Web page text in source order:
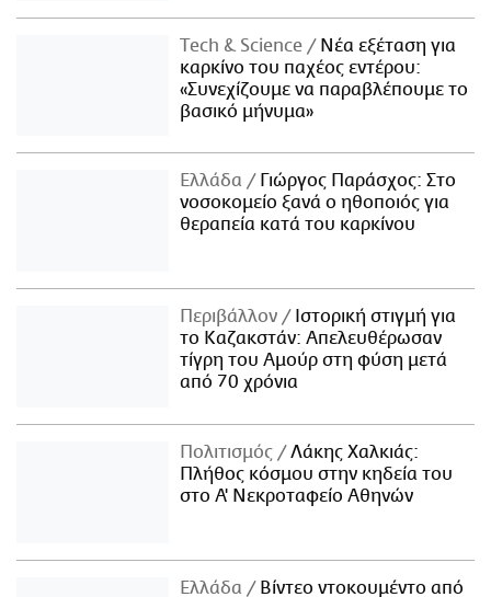
Τech & Science
Νέα εξέταση για
καρκίνο του παχέος εντέρου:
«Συνεχίζουμε να παραβλέπουμε το
βασικό μήνυμα»
Ελλάδα
Γιώργος Παράσχος: Στο
νοσοκομείο ξανά ο ηθοποιός για
θεραπεία κατά του καρκίνου
Περιβάλλον
Ιστορική στιγμή για
το Καζακστάν: Απελευθέρωσαν
τίγρη του Αμούρ στη φύση μετά
από 70 χρόνια
Πολιτισμός
Λάκης Χαλκιάς:
Πλήθος κόσμου στην κηδεία του
στο Α' Νεκροταφείο Αθηνών
Ελλάδα
Βίντεο ντοκουμέντο από